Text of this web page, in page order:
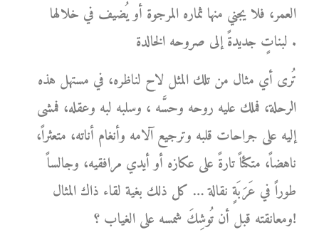
العمر، فلا يجني منها ثماره المرجوة أو يُضيف في خلالها
لبناتٍ جديدةً إلى صروحه الخالدة .
تُرى أي مثال من تلك المثل لاح لناظره، في مستهل هذه
الرحلة، فملك عليه روحه وحسَّه ، وسلبه لبه وعقله، فمشى
إليه على جراحات قلبه وترجيع آلامه وأنغام أناته، متعثراً،
ناهضاً، متكئاً تارةً على عكازه أو أيدي مرافقيه، وجالساً
طوراً في عَرَبَةٍ نقالة … كل ذلك بغية لقاء ذاك المثال
ومعانقته قبل أن تُوشِكَ شمسه على الغياب ؟!